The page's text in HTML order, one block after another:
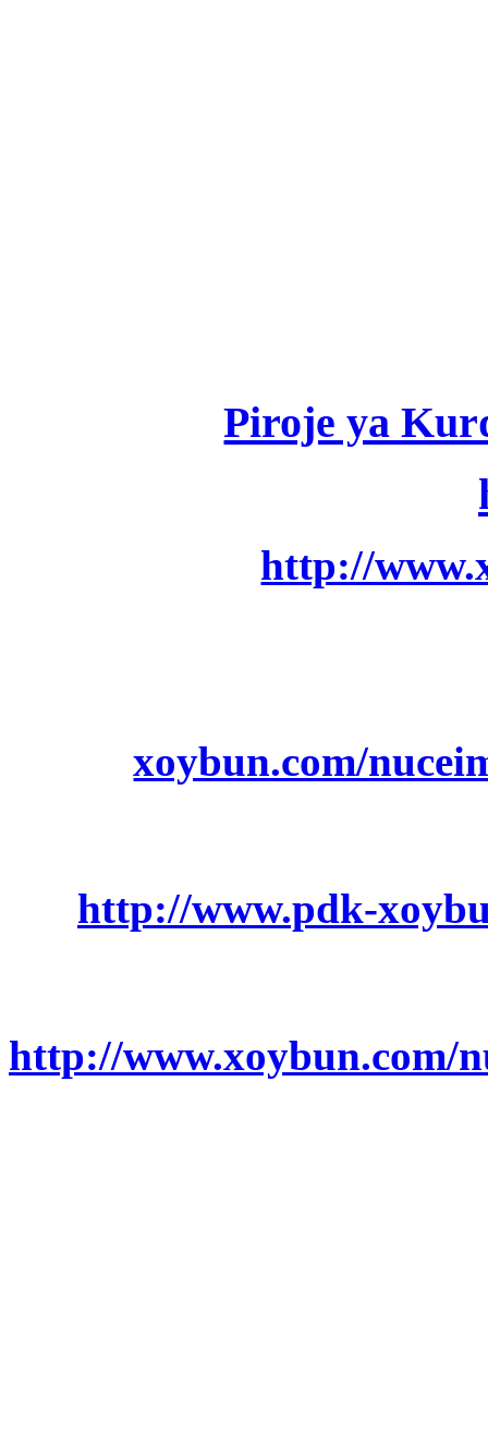
Piroje ya
http://
xoybun.com/
http://www.pdk-
http://www.xoybun.com/